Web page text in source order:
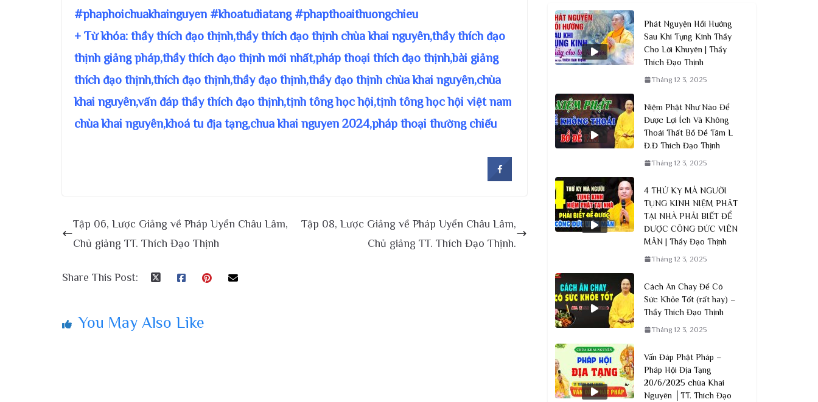
#phaphoichuakhainguyen #khoatudiatang #phapthoaithuongchieu
+ Từ khóa: thầy thích đạo thịnh,thầy thích đạo thịnh chùa khai nguyên,thầy thích đạo
thịnh giảng pháp,thầy thích đạo thịnh mới nhất,pháp thoại thích đạo thịnh,bài giảng
thích đạo thịnh,thích đạo thịnh,thầy đạo thịnh,thầy đạo thịnh chùa khai nguyên,chùa
khai nguyên,vấn đáp thầy thích đạo thịnh,tịnh tông học hội,tịnh tông học hội việt nam
chùa khai nguyên,khoá tu địa tạng,chua khai nguyen 2024,pháp thoại thường chiếu
Tập 06, Lược Giảng về Pháp Uyển Châu Lâm,
Chủ giảng TT. Thích Đạo Thịnh
Tập 08, Lược Giảng về Pháp Uyển Châu Lâm,
Chủ giảng TT. Thích Đạo Thịnh.
Share This Post:
You May Also Like
Phát Nguyện Hồi Hướng
Sau Khi Tụng Kinh Thầy
Cho Lời Khuyên | Thầy
Thích Đạo Thịnh
Tháng 12 3, 2025
Niệm Phật Như Nào Để
Được Lợi Ích Và Không
Thoái Thất Bồ Đề Tâm L
Đ.Đ Thích Đạo Thịnh
Tháng 12 3, 2025
4 THỨ KỴ MÀ NGƯỜI
TỤNG KINH NIỆM PHẬT
TẠI NHÀ PHẢI BIẾT ĐỂ
ĐƯỢC CÔNG ĐỨC VIÊN
MÃN | Thầy Đạo Thịnh
Tháng 12 3, 2025
Cách Ăn Chay Để Có
Sức Khỏe Tốt (rất hay) –
Thầy Thích Đạo Thịnh
Tháng 12 3, 2025
Vấn Đáp Phật Pháp –
Pháp Hội Địa Tạng
20/6/2025 chùa Khai
Nguyên │TT. Thích Đạo